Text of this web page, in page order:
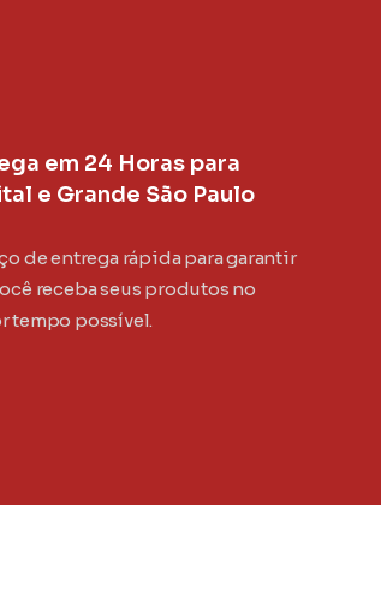
em 24 Horas para
e Grande São Paulo
de entrega rápida para garantir
receba seus produtos no
tempo possível.